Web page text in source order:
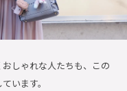
しゃれな人たちも、この
います。